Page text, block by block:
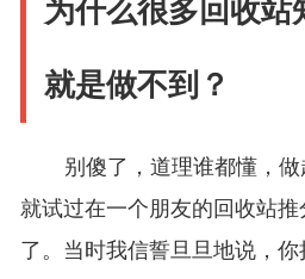
为什么很多回收站
就是做不到？
别傻了，道理谁都懂，
就试过在一个朋友的回收站
了。当时我信誓旦旦地说，